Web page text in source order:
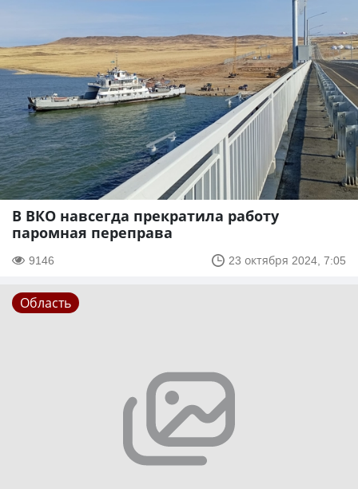
В ВКО навсегда прекратила работу
паромная переправа
9146 23 октября 2024, 7:05
Область